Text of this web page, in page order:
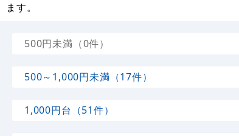
ます。
500円未満（0件）
500～1,000円未満（17件）
1,000円台（51件）